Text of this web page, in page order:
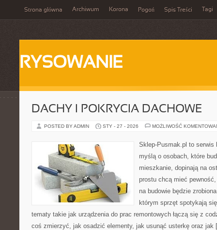
Strona główna Archiwum Korona Pogoń Spis Treści Tagi
RYSOWANIE
DACHY I POKRYCIA DACHOWE
POSTED BY ADMIN STY - 27 - 2026 MOŻLIWOŚĆ
Sklep-Pusmak.pl to serwis
myślą o osobach, które
mieszkanie, dopinają na
prostu chcą mieć
na budowie będzie
którym sprzęt spotykają
tematy takie jak urządzenia do prac remontowych łączą się z
coś zmierzyć, jak osadzić elementy, jak usunąć usterkę oraz